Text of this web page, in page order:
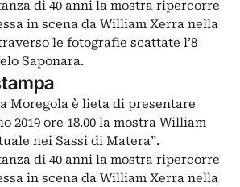
di 40 anni la mostra ripercorre
in scena da William Xerra nella
le fotografie scattate l’8
Saponara.
Moregola è lieta di presentare
2019 ore 18.00 la mostra William
nei Sassi di Matera”.
di 40 anni la mostra ripercorre
in scena da William Xerra nella